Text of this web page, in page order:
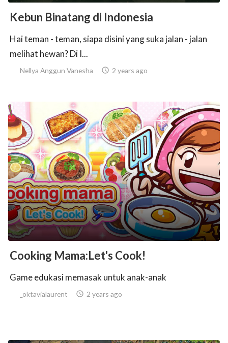
Kebun Binatang di Indonesia
Hai teman - teman, siapa disini yang suka jalan - jalan
melihat hewan? Di I...
Nellya Anggun Vanesha  2 years ago
Cooking Mama:Let's Cook!
Game edukasi memasak untuk anak-anak
_oktavialaurent  2 years ago